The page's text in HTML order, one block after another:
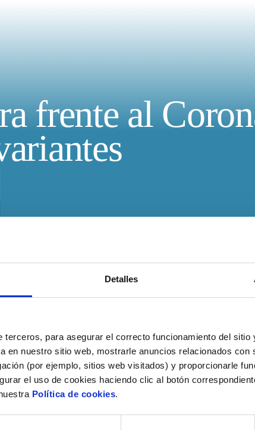
Detalles
para asegurar el correcto funcionamiento del sitio
en nuestro sitio web, mostrarle anuncios relacionados con
(por ejemplo, sitios web visitados) y proporcionarle
el uso de cookies haciendo clic al botón
Política de cookies.
frente al